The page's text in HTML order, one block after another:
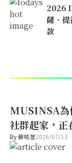
2026
薩、
款
MUSINSA為
社群起家，
By蘇祐萱2026/07/13